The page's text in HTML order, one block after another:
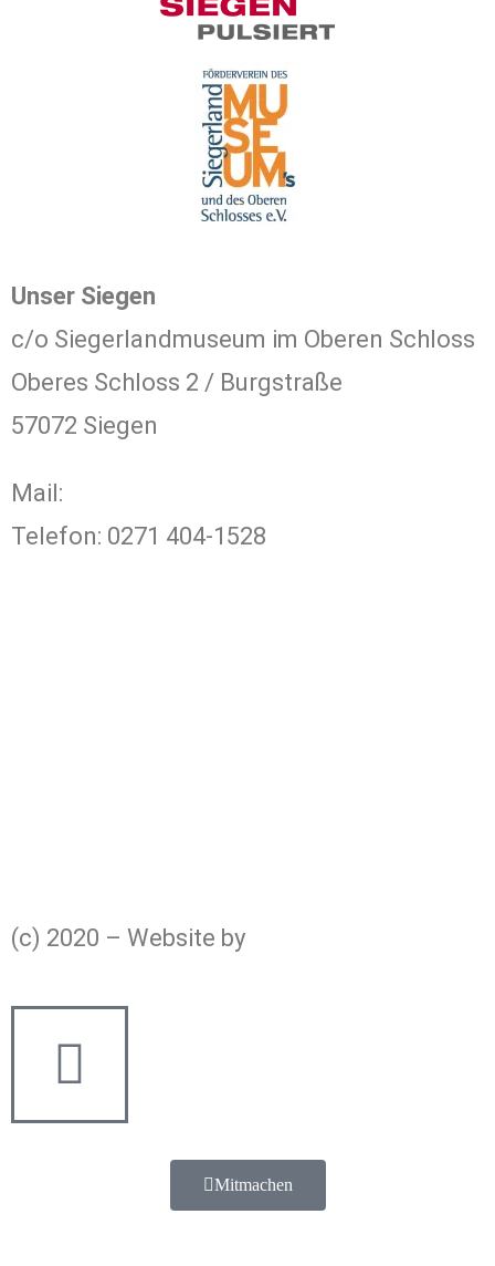
Unser Siegen
c/o Siegerlandmuseum im Oberen Schloss
Oberes Schloss 2 / Burgstraße
57072 Siegen
Mail:
Telefon: 0271 404-1528
(c) 2020 – Website by
Mitmachen